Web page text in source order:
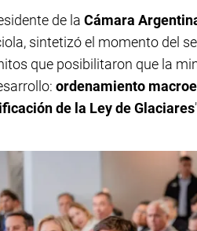
de la Cámara
sintetizó el momento del
que posibilitaron que la
ordenamiento
de la Ley de Glaciares